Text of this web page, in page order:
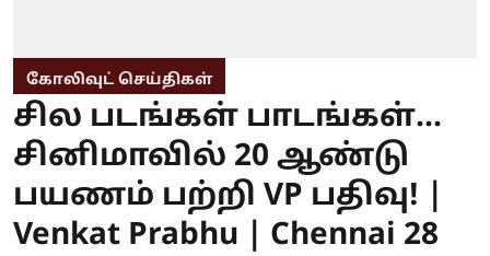
கோலிவுட் செய்திகள்
சில படங்கள் பாடங்கள்...
சினிமாவில் 20 ஆண்டு
பயணம் பற்றி VP பதிவு! |
Venkat Prabhu | Chennai 28